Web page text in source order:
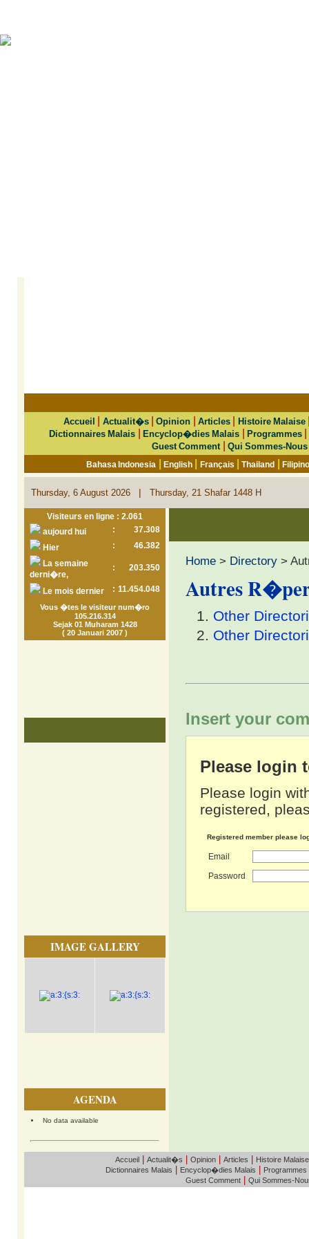
Accueil Actualit�s|Opinion Articles| Histoire Malaise
Dictionnaires Malais |Encyclop�dies Malais |Programmes
Guest Comment Qui Sommes-Nous
Bahasa Indonesia |English Français |Thailand |
Thursday, 6 August 2026 | Thursday, 21 Shafar 1448 H
Visiteurs en ligne : 2.061
aujourd hui
:
37.308
Hier
:
46.382
La semaine
derni�re,
: 203.350
Le mois dernier : 11.454.048
Vous �tes le visiteur num�ro
105.216.314
Sejak 01 Muharam 1428
( 20 Januari 2007 )
IMAGE GALLERY
AGENDA
No data available
Home > Directory >
Autres
Other
Other
Insert your
Please login
Please login
registered,
Registered member please
Email
Password
Accueil| Actualit�s Opinion| Articles Histoire Malaise
Dictionnaires Malais Encyclop�dies Malais Programmes
Guest Comment Qui Sommes-